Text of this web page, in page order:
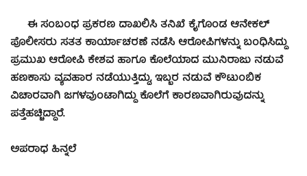
ಈ ಸಂಬಂಧ ಪ್ರಕರಣ ದಾಖಲಿಸಿ ತನಿಖೆ ಕೈಗೊಂಡ ಆನೇಕಲ್
ಪೊಲೀಸರು ಸತತ ಕಾರ್ಯಾಚರಣೆ ನಡೆಸಿ ಆರೋಪಿಗಳನ್ನು ಬಂಧಿಸಿದ್ದು
ಪ್ರಮುಖ ಆರೋಪಿ ಕೇಶವ ಹಾಗೂ ಕೊಲೆಯಾದ ಮುನಿರಾಜು ನಡುವೆ
ಹಣಕಾಸು ವ್ಯವಹಾರ ನಡೆಯುತ್ತಿದ್ದು, ಇಬ್ಬರ ನಡುವೆ ಕೌಟುಂಬಿಕ
ವಿಚಾರವಾಗಿ ಜಗಳವುಂಟಾಗಿದ್ದು ಕೊಲೆಗೆ ಕಾರಣವಾಗಿರುವುದನ್ನು
ಪತ್ತೆಹಚ್ಚಿದ್ದಾರೆ.
ಅಪರಾಧ ಹಿನ್ನಲೆ